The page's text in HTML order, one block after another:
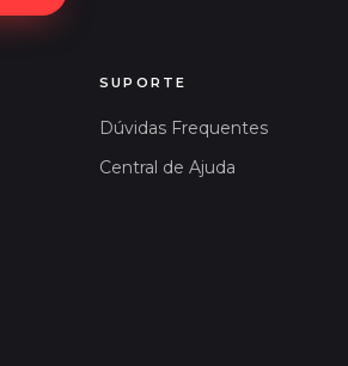
SUPORTE
Dúvidas Frequentes
Central de Ajuda